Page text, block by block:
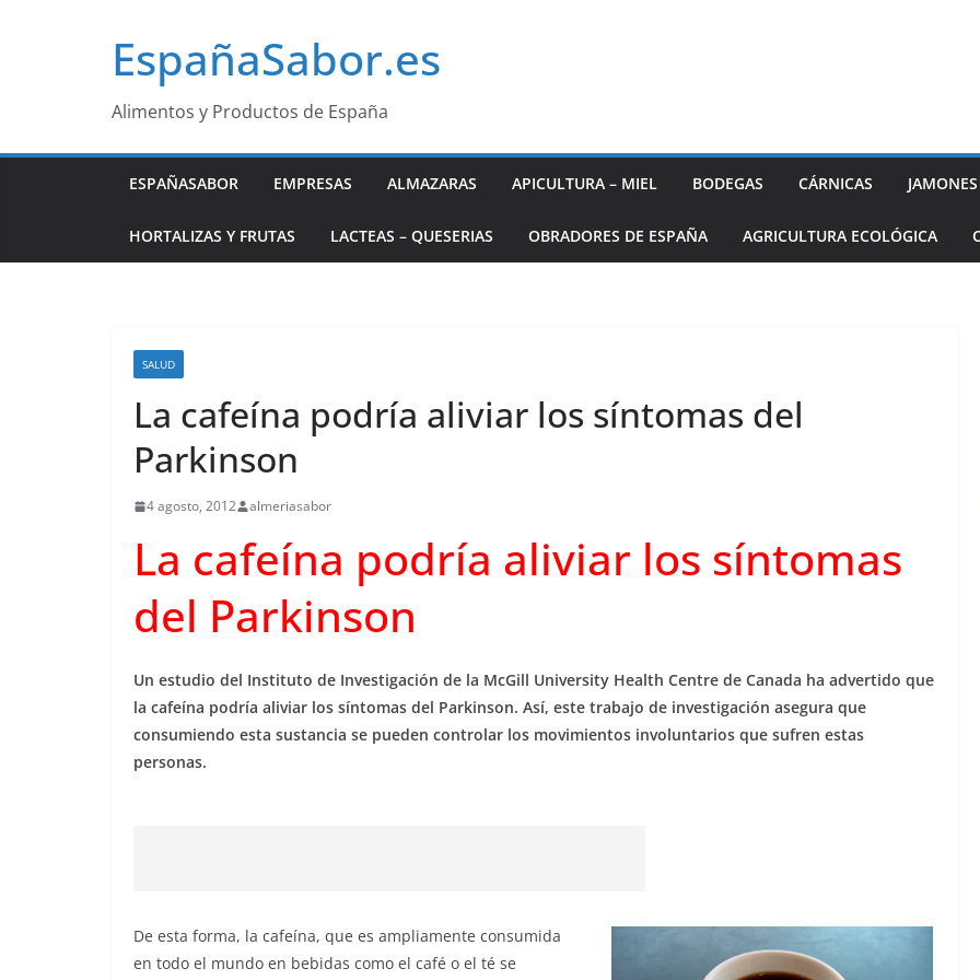
EspañaSabor.es
Alimentos y Productos de España
ESPAÑASABOR EMPRESAS ALMAZARAS APICULTURA – MIEL BODEGAS CÁRNICAS
HORTALIZAS Y FRUTAS LACTEAS – QUESERIAS OBRADORES DE ESPAÑA AGRICULTURA ECOLÓGICA
SALUD
La cafeína podría aliviar los síntomas del
Parkinson
4 agosto, 2012 almeriasabor
La cafeína podría aliviar los síntomas
del Parkinson
Un estudio del Instituto de Investigación de la McGill University Health Centre de Canada ha advertido que
la cafeína podría aliviar los síntomas del Parkinson. Así, este trabajo de investigación asegura que
consumiendo esta sustancia se pueden controlar los movimientos involuntarios que sufren estas
personas.
De esta forma, la cafeína, que es ampliamente consumida
en todo el mundo en bebidas como el café o el té se